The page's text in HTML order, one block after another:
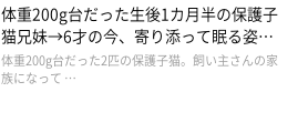
体重200g台だった生後1カ月半の保護子
猫兄妹→6才の今、寄り添って眠る姿に
ほっこり！
体重200g台だった2匹の保護子猫。飼い主さんの家
族になって …